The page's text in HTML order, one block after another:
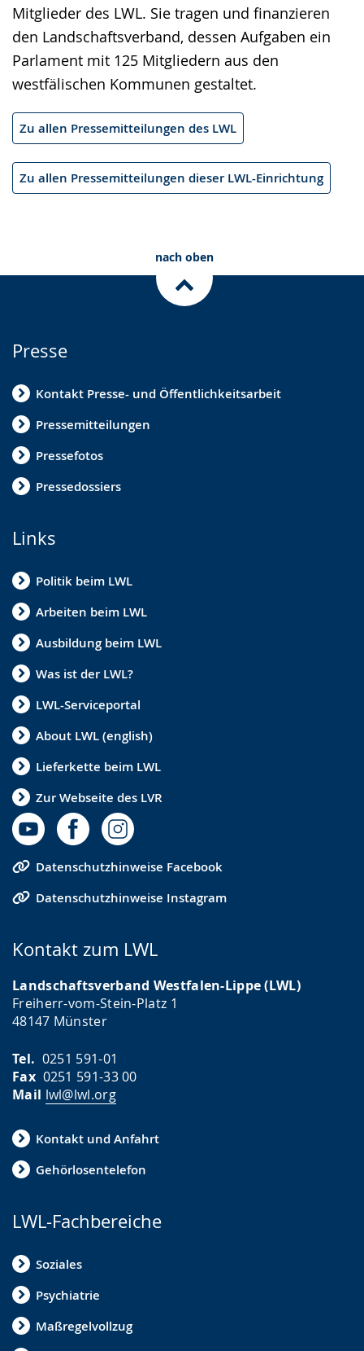
Mitglieder des LWL. Sie tragen und finanzieren
den Landschaftsverband, dessen Aufgaben ein
Parlament mit 125 Mitgliedern aus den
westfälischen Kommunen gestaltet.
Zu allen Pressemitteilungen des LWL
Zu allen Pressemitteilungen dieser LWL-Einrichtung
nach oben
Presse
Kontakt Presse- und Öffentlichkeitsarbeit
Pressemitteilungen
Pressefotos
Pressedossiers
Links
Politik beim LWL
Arbeiten beim LWL
Ausbildung beim LWL
Was ist der LWL?
LWL-Serviceportal
About LWL (english)
Lieferkette beim LWL
Zur Webseite des LVR
Datenschutzhinweise Facebook
Datenschutzhinweise Instagram
Kontakt zum LWL
Landschaftsverband Westfalen-Lippe (LWL)
Freiherr-vom-Stein-Platz 1
48147 Münster
Tel. 0251 591-01
Fax0251 591-33 00
Mail lwl@lwl.org
Kontakt und Anfahrt
Gehörlosentelefon
LWL-Fachbereiche
Soziales
Psychiatrie
Maßregelvollzug